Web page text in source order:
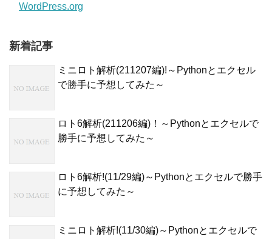
WordPress.org
新着記事
ミニロト解析(211207編)!～Pythonとエクセル
で勝手に予想してみた～
ロト6解析(211206編)！～Pythonとエクセルで
勝手に予想してみた～
ロト6解析!(11/29編)～Pythonとエクセルで勝手
に予想してみた～
ミニロト解析!(11/30編)～Pythonとエクセルで